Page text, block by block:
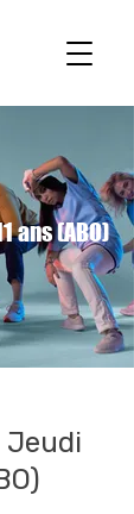
ans (ABO)
Jeudi